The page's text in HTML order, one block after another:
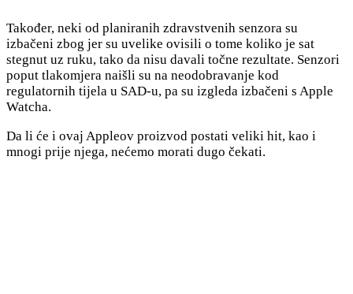
Također, neki od planiranih zdravstvenih senzora su
izbačeni zbog jer su uvelike ovisili o tome koliko je sat
stegnut uz ruku, tako da nisu davali točne rezultate. Senzori
poput tlakomjera naišli su na neodobravanje kod
regulatornih tijela u SAD-u, pa su izgleda izbačeni s Apple
Watcha.
Da li će i ovaj Appleov proizvod postati veliki hit, kao i
mnogi prije njega, nećemo morati dugo čekati.